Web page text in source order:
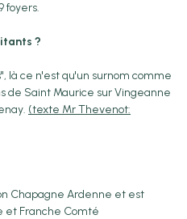
foyers.
?
là ce n'est qu'un surnom comme
de Saint Maurice sur Vingeanne
(texte Mr Thevenot:
Chapagne Ardenne et est
et Franche Comté